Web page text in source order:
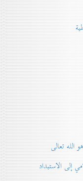
تعالى
الاستبداد